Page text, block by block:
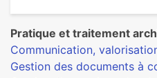
Pratique et traitement
Communication,
Gestion des documents à